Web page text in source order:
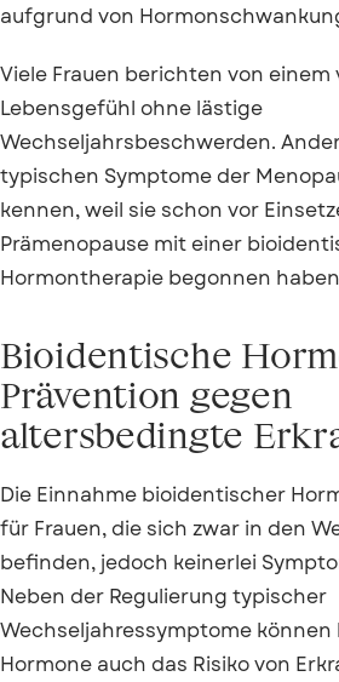
aufgrund von
Viele Frauen berichten von einem
Lebensgefühl ohne lästige
Wechseljahrsbeschwerden.
typischen Symptome der
kennen, weil sie schon vor
Prämenopause mit einer
Hormontherapie begonnen
Bioidentische
Prävention gegen
altersbedingte
Die Einnahme bioidentischer
für Frauen, die sich zwar in den
befinden, jedoch keinerlei
Neben der Regulierung typischer
Wechseljahressymptome
Hormone auch das Risiko von